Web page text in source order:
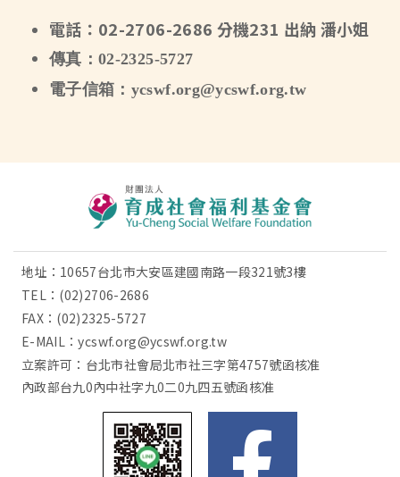
電話：02-2706-2686 分機231 出納 潘小姐
傳真：02-2325-5727
電子信箱：ycswf.org@ycswf.org.tw
地址：10657台北市大安區建國南路一段321號3樓
TEL： (02)2706-2686
FAX：(02)2325-5727
E-MAIL：ycswf.org@ycswf.org.tw
立案許可：台北市社會局北市社三字第4757號函核准
內政部台九0內中社字九0二0九四五號函核准